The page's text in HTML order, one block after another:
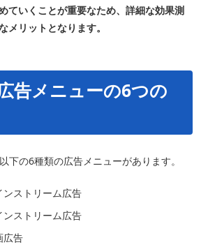
ていくことが重要なため、詳細な効果測
メリットとなります。
告メニューの6つの
下の6種類の広告メニューがあります。
ストリーム広告
ストリーム広告
広告